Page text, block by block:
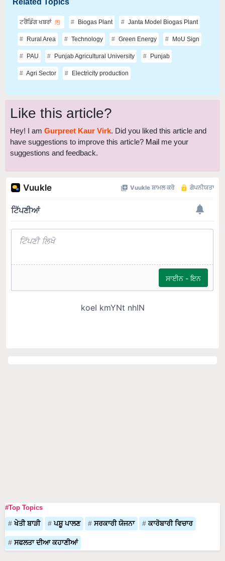
ਟਰੈਂਡਿੰਗ ਖਬਰਾਂ
Rural Area Technology Green Energy MoU Sign
PAU Punjab Agricultural University Punjab
Agri Sector Electricity production
Like this article?
Hey! I am Gurpreet Kaur Virk
have suggestions to improve this article?Mail me your
suggestions and feedback.
ਖੇਤੀ ਬਾੜੀ
ਸਫਲਤਾ ਦੀਆ ਕਹਾਣੀਆਂ
Top Stories